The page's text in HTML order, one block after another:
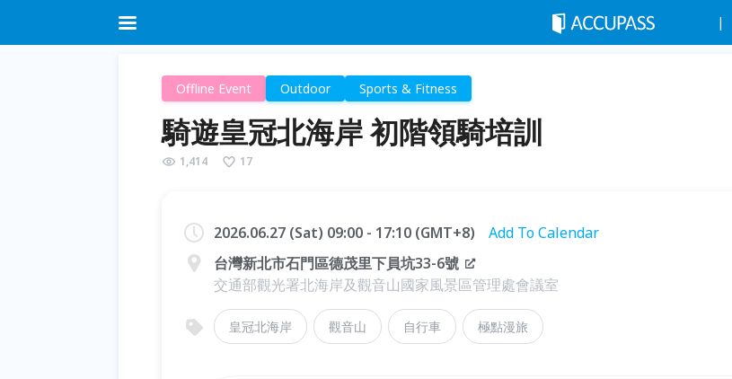
Offline Event Outdoor Sports & Fitness
騎遊皇冠北海岸 初階領騎培訓
1,414 17
2026.06.27 (Sat) 09:00 - 17:10 (GMT+8)
Add To Calendar
台灣新北市石門區德茂里下員坑33-6號
交通部觀光署北海岸及觀音山國家風景區管理處會議室
皇冠北海岸 觀音山 自行車 極點漫旅